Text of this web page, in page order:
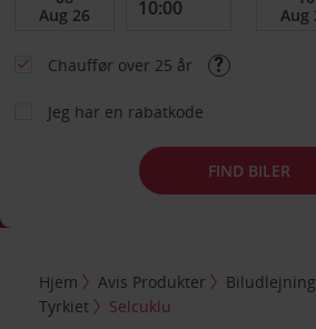
Chauffør over 25 år
Jeg har en rabatkode
FIND BILER
Hjem Avis Produkter Biludlejning
Tyrkiet
Selcuklu